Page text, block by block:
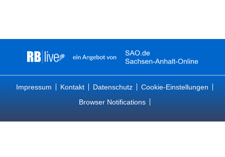
Impressum Kontakt Datenschutz
Cookie-Einstellungen
Browser Notifications